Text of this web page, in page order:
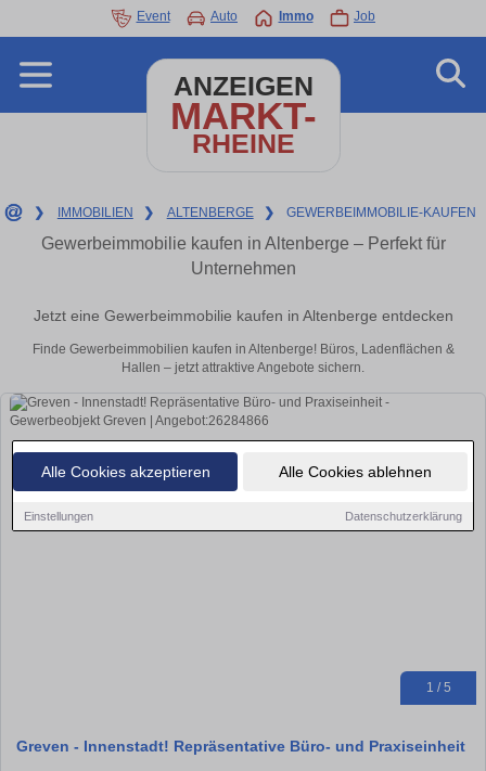
Alle Cookies akzeptieren Alle Cookies ablehnen
Einstellungen Datenschutzerklärung
Event Auto Immo Job
ANZEIGEN
MARKT-
RHEINE
❯ IMMOBILIEN ❯ ALTENBERGE ❯ GEWERBEIMMOBILIE-KAUFEN
Gewerbeimmobilie kaufen in Altenberge – Perfekt für
Unternehmen
Jetzt eine Gewerbeimmobilie kaufen in Altenberge entdecken
Finde Gewerbeimmobilien kaufen in Altenberge! Büros, Ladenflächen &
Hallen – jetzt attraktive Angebote sichern.
1 / 5
Greven - Innenstadt! Repräsentative Büro- und Praxiseinheit